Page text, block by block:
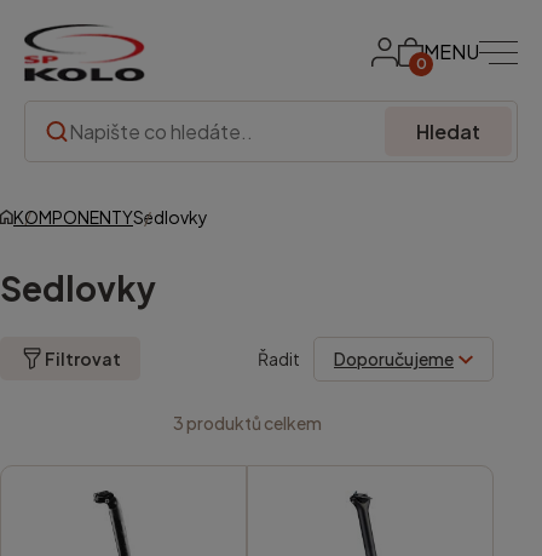
0MENU
Hledat
KOMPONENTYSedlovky
Sedlovky
Filtrovat Řadit
3 produktů celkem